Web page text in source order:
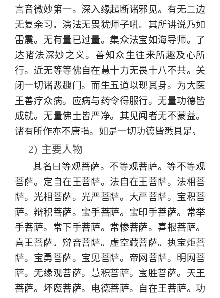
言音微妙第一。深入缘起断诸邪见。有无二边
无复余习。演法无畏犹师子吼。其所讲说乃如
雷震。无有量已过量。集众法宝如海导师。了
达诸法深妙之义。善知众生往来所趣及心所
行。近无等等佛自在慧十力无畏十八不共。关
闭一切诸恶趣门。而生五道以现其身。为大医
王善疗众病。应病与药令得服行。无量功德皆
成就。无量佛土皆严净。其见闻者无不蒙益。
诸有所作亦不唐捐。如是一切功德皆悉具足。
2) 主要人物
其名曰等观菩萨。不等观菩萨。等不等观
菩萨。定自在王菩萨。法自在王菩萨。法相菩
萨。光相菩萨。光严菩萨。大严菩萨。宝积菩
萨。辩积菩萨。宝手菩萨。宝印手菩萨。常举
手菩萨。常下手菩萨。常惨菩萨。喜根菩萨。
喜王菩萨。辩音菩萨。虚空藏菩萨。执宝炬菩
萨。宝勇菩萨。宝见菩萨。帝网菩萨。明网菩
萨。无缘观菩萨。慧积菩萨。宝胜菩萨。天王
菩萨。坏魔菩萨。电德菩萨。自在王菩萨。功